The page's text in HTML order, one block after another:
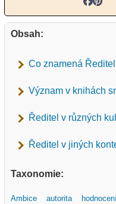
Obsah:
Co znamená
Význam v knihách
Ředitel v různých
Ředitel v jiných
Taxonomie:
Ambice autorita